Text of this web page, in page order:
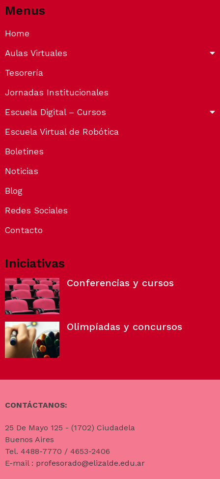
Menus
Home
Aulas Virtuales
Tesorería
Jornadas Institucionales
Escuela Digital – Cursos
Escuela Virtual de Robótica
Boletines
Noticias
Blog
Redes Sociales
Contacto
Iniciativas
Conferencias y cursos
Olimpíadas y concursos
CONTÁCTANOS:
25 De Mayo 125 - (1702) Ciudadela
Buenos Aires
Tel. 4488-7770 / 4653-2406
E-mail : profesorado@elizalde.edu.ar